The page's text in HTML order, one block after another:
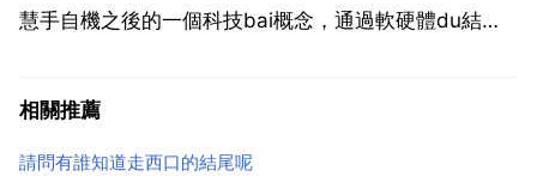
慧手自機之後的一個科技bai概念，通過軟硬體du結合
智慧化的功能。改造的物件可能是電子裝置，例如手錶
相關推薦
請問有誰知道走西口的結尾呢